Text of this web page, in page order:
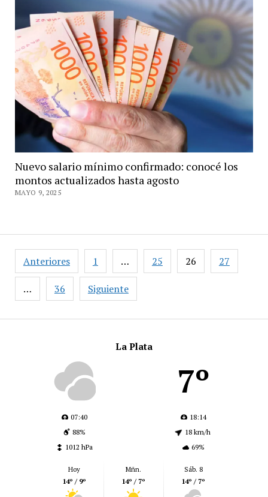
La Plata
7º
07:40
18:14
88%
18 km/h
1012 hPa
69%
Hoy
14º / 9º
Mñn.
14º / 7º
Sáb. 8
14º / 7º
Nuevo salario mínimo confirmado: conocé los
montos actualizados hasta agosto
MAYO 9, 2025
Paginación
de
entradas
Anteriores 1 … 25 26 27
… 36 Siguiente